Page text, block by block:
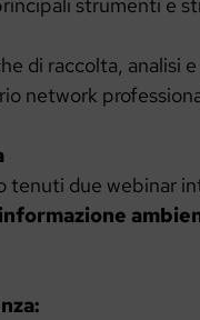
di raccolta, analisi
network
tenuti due webinar